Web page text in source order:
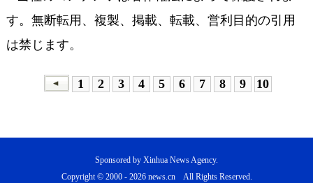
す。無断転用、複製、掲載、転載、営利目的の引用
は禁じます。
1 2 3 4 5 6 7 8 9 10
Sponsored by Xinhua News Agency.
Copyright © 2000 - 2026 news.cn All Rights Reserved.